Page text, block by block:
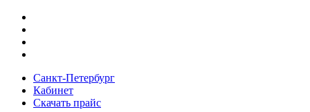
Санкт-Петербург
Кабинет
Скачать прайс